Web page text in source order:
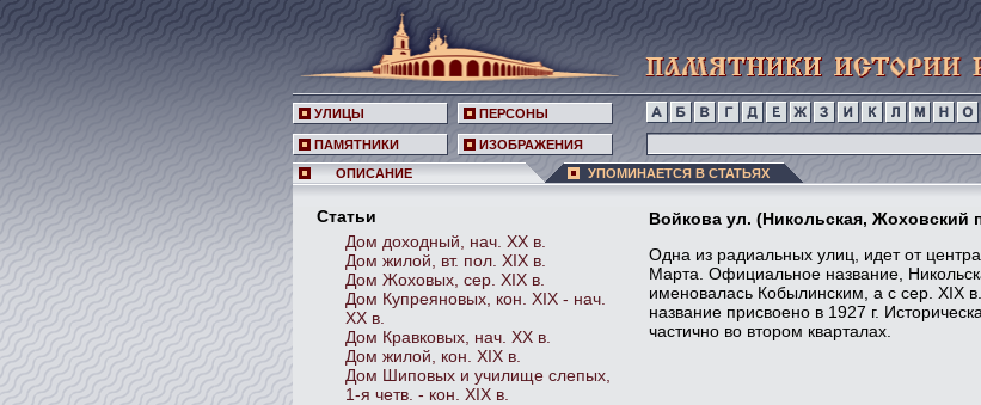
УЛИЦЫ ПЕРСОНЫ
ПАМЯТНИКИ ИЗОБРАЖЕНИЯ
ОПИСАНИЕ
УПОМИНАЕТСЯ В СТАТЬЯХ
Статьи
Дом доходный, нач. ХХ в.
Дом жилой, вт. пол. XIX в.
Дом Жоховых, сер. XIX в.
Дом Купреяновых, кон. XIX - нач.
XX в.
Дом Кравковых, нач. ХХ в.
Дом жилой, кон. XIX в.
Дом Шиповых и училище слепых,
1-я четв. - кон. XIX в.
Войкова ул. (Никольская, Жоховский
Одна из радиальных улиц, идет от
Марта. Официальное название,
именовалась Кобылинским, а с сер. XIX
название присвоено в 1927 г.
частично во втором кварталах.